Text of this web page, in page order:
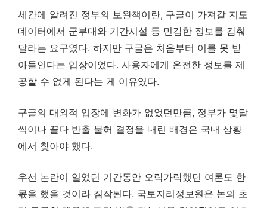
세간에 알려진 정부의 보완책이란, 구글이 가져갈 지도
데이터에서 군부대와 기간시설 등 민감한 정보를 감춰
달라는 요구였다. 하지만 구글은 처음부터 이를 못 받
아들인다는 입장이었다. 사용자에게 온전한 정보를 제
공할 수 없게 된다는 게 이유였다.
구글의 대외적 입장에 변화가 없었던만큼, 정부가 몇달
씩이나 끌다 반출 불허 결정을 내린 배경은 국내 상황
에서 찾아야 했다.
우선 논란이 일었던 기간동안 오락가락했던 여론도 한
몫을 했을 것이라 짐작된다. 국토지리정보원은 논의 초